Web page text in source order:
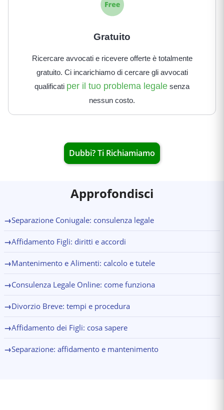
Gratuito
Ricercare avvocati e ricevere offerte è totalmente
gratuito. Ci incarichiamo di cercare gli avvocati
qualificati per il tuo problema legale senza
nessun costo.
Dubbi? Ti Richiamiamo
Approfondisci
→Separazione Coniugale: consulenza legale
→Affidamento Figli: diritti e accordi
→Mantenimento e Alimenti: calcolo e tutele
→Consulenza Legale Online: come funziona
→Divorzio Breve: tempi e procedura
→Affidamento dei Figli: cosa sapere
→Separazione: affidamento e mantenimento